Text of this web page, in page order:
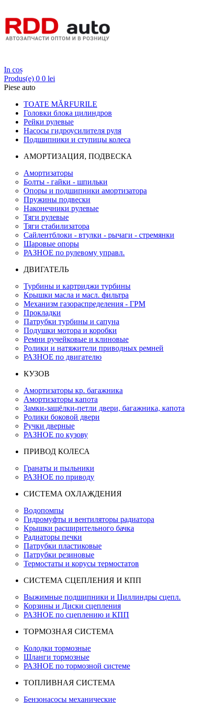
In coș
Produs(e) 0 0 lei
Piese auto
TOATE MĂRFURILE
Головки блока цилиндров
Рейки рулевые
Насосы гидроусилителя руля
Подшипники и ступицы колеса
АМОРТИЗАЦИЯ, ПОДВЕСКА
Амортизаторы
Болты - гайки - шпильки
Опоры и подшипники амортизатора
Пружины подвески
Наконечники рулевые
Тяги рулевые
Тяги стабилизатора
Сайлентблоки - втулки - рычаги - стремянки
Шаровые опоры
РАЗНОЕ по рулевому управл.
ДВИГАТЕЛЬ
Турбины и картриджи турбины
Крышки масла и масл. фильтра
Механизм газораспределения - ГРМ
Прокладки
Патрубки турбины и сапуна
Подушки мотора и коробки
Ремни ручейковые и клиновые
Ролики и натяжители приводных ремней
РАЗНОЕ по двигателю
КУЗОВ
Амортизаторы кр. багажника
Амортизаторы капота
Замки-защёлки-петли двери, багажника, капота
Ролики боковой двери
Ручки дверные
РАЗНОЕ по кузову
ПРИВОД КОЛЕСА
Гранаты и пыльники
РАЗНОЕ по приводу
СИСТЕМА ОХЛАЖДЕНИЯ
Водопомпы
Гидромуфты и вентиляторы радиатора
Крышки расширительного бачка
Радиаторы печки
Патрубки пластиковые
Патрубки резиновые
Термостаты и корусы термостатов
СИСТЕМА СЦЕПЛЕНИЯ И КПП
Выжимные подшипники и Циллиндры сцепл.
Корзины и Диски сцепления
РАЗНОЕ по сцеплению и КПП
ТОРМОЗНАЯ СИСТЕМА
Колодки тормозные
Шланги тормозные
РАЗНОЕ по тормозной системе
ТОПЛИВНАЯ СИСТЕМА
Бензонасосы механические